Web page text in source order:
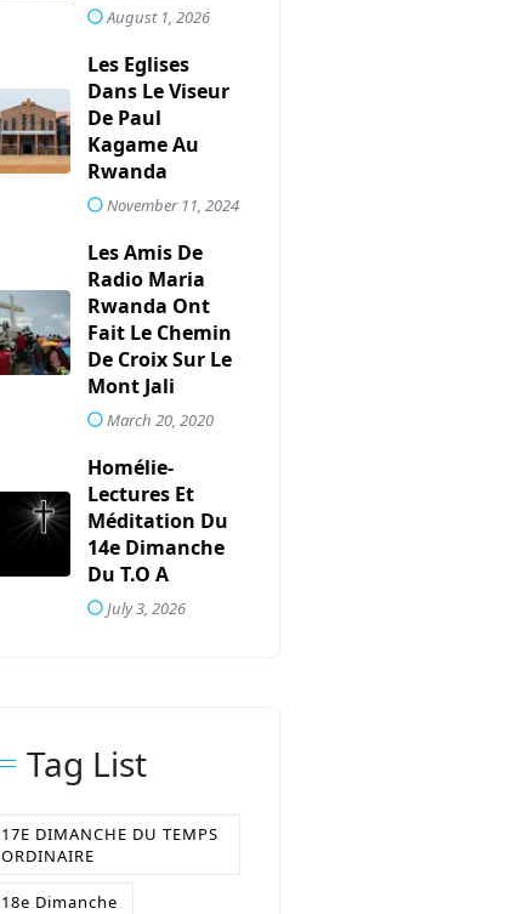
August 1, 2026
Les Eglises
Dans Le Viseur
De Paul
Kagame Au
Rwanda
November 11, 2024
Les Amis De
Radio Maria
Rwanda Ont
Fait Le Chemin
De Croix Sur Le
Mont Jali
March 20, 2020
Homélie-
Lectures Et
Méditation Du
14e Dimanche
Du T.O A
July 3, 2026
Tag List
17E DIMANCHE DU TEMPS
ORDINAIRE
18e Dimanche